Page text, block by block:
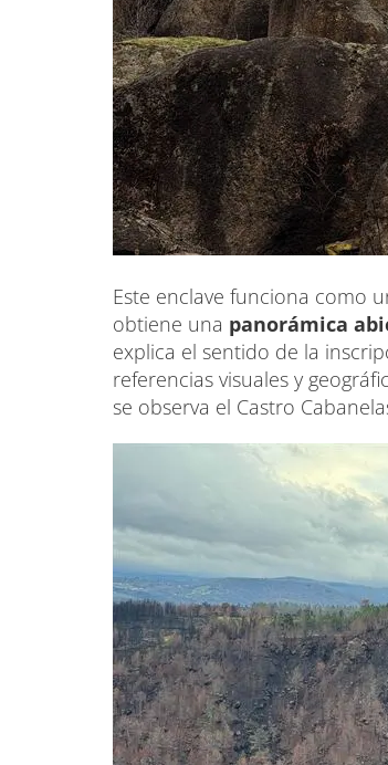
Este enclave funciona como
obtiene una panorámica
explica el sentido de la
referencias visuales y
se observa el Castro